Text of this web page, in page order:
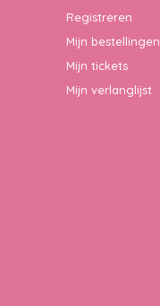
Registreren
Mijn bestellingen
Mijn tickets
Mijn verlanglijst